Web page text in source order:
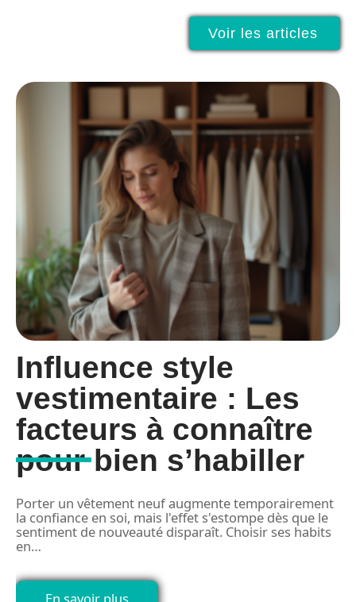
Voir les articles
Influence style
vestimentaire : Les
facteurs à connaître
pour bien s’habiller
Porter un vêtement neuf augmente temporairement
la confiance en soi, mais l'effet s'estompe dès que le
sentiment de nouveauté disparaît. Choisir ses habits
en…